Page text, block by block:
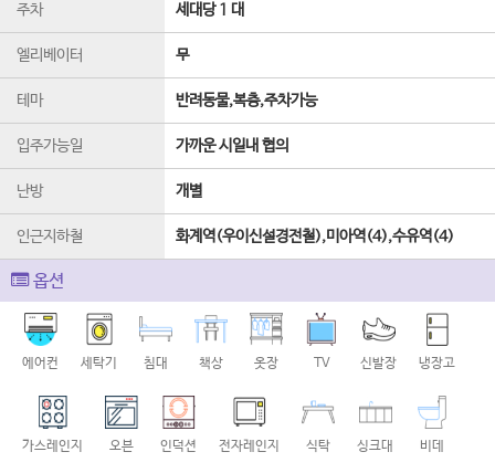
주차 세대당 1 대
엘리베이터 무
테마 반려동물,복층,주차가능
입주가능일 가까운 시일내 협의
난방 개별
인근지하철 화계역(우이신설경전철),미아역(4),수유역(4)
옵션
에어컨 세탁기 침대 책상 옷장 TV 신발장 냉장고
가스레인지 오븐 인덕션 전자레인지 식탁 싱크대 비데